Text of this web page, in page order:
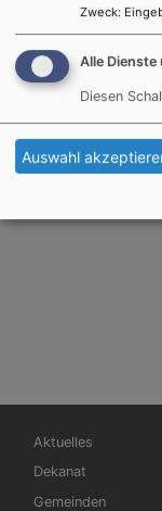
Hauptnavigation
Aktuelles
Dekanat
Gemeinden
Zweck:
Alle Dienste
Diesen
Auswahl